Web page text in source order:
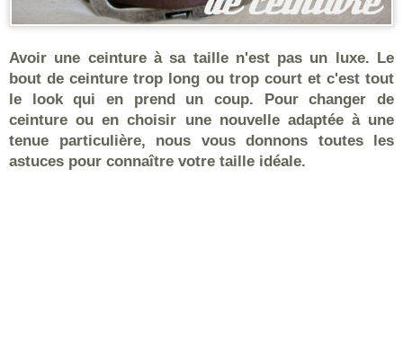
Avoir une ceinture à sa taille n'est pas un luxe. Le
bout de ceinture trop long ou trop court et c'est tout
le look qui en prend un coup. Pour changer de
ceinture ou en choisir une nouvelle adaptée à une
tenue particulière, nous vous donnons toutes les
astuces pour connaître votre taille idéale.